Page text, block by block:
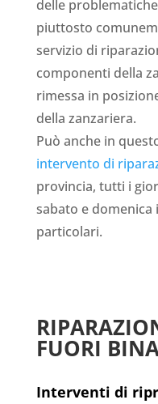
delle
piuttosto
servizio di
componenti della
rimessa in
della zanzariera.
Può anche in
intervento di
provincia, tutti i
sabato e domenica
particolari.
FUORI
Interventi di